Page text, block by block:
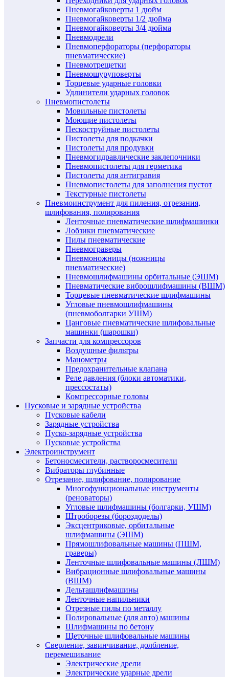
Пневмогайковерты 1 дюйм
Пневмогайковерты 1/2 дюйма
Пневмогайковерты 3/4 дюйма
Пневмодрели
Пневмоперфораторы (перфораторы
пневматические)
Пневмотрещетки
Пневмошуруповерты
Торцевые ударные головки
Удлинители ударных головок
Пневмопистолеты
Мовильные пистолеты
Моющие пистолеты
Пескоструйные пистолеты
Пистолеты для подкачки
Пистолеты для продувки
Пневмогидравлические заклепочники
Пневмопистолеты для герметика
Пистолеты для антигравия
Пневмопистолеты для заполнения пустот
Текстурные пистолеты
Пневмоинструмент для пиления, отрезания,
шлифования, полирования
Ленточные пневматические шлифмашинки
Лобзики пневматические
Пилы пневматические
Пневмограверы
Пневмоножницы (ножницы
пневматические)
Пневмошлифмашины орбитальные (ЭШМ)
Пневматические виброшлифмашины (ВШМ)
Торцевые пневматические шлифмашины
Угловые пневмошлифмашины
(пневмоболгарки УШМ)
Цанговые пневматические шлифовальные
машинки (шарошки)
Запчасти для компрессоров
Воздушные фильтры
Манометры
Предохранительные клапана
Реле давления (блоки автоматики,
прессостаты)
Компрессорные головы
Пусковые и зарядные устройства
Пусковые кабели
Зарядные устройства
Пуско-зарядные устройства
Пусковые устройства
Электроинструмент
Бетоносмесители, растворосмесители
Вибраторы глубинные
Отрезание, шлифование, полирование
Многофункциональные инструменты
(реноваторы)
Угловые шлифмашины (болгарки, УШМ)
Штроборезы (бороздоделы)
Эксцентриковые, орбитальные
шлифмашины (ЭШМ)
Прямошлифовальные машины (ПШМ,
граверы)
Ленточные шлифовальные машины (ЛШМ)
Вибрационные шлифовальные машины
(ВШМ)
Дельташлифмашины
Ленточные напильники
Отрезные пилы по металлу
Полировальные (для авто) машины
Шлифмашины по бетону
Щеточные шлифовальные машины
Сверление, завинчивание, долбление,
перемешивание
Электрические дрели
Электрические ударные дрели